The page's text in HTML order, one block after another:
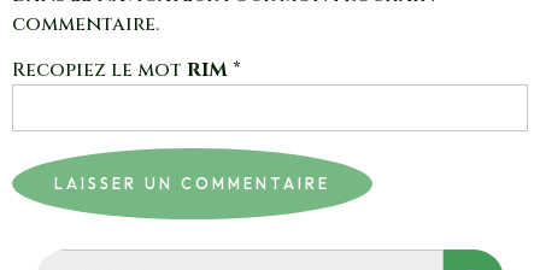
commentaire.
Recopiez le mot RIM *